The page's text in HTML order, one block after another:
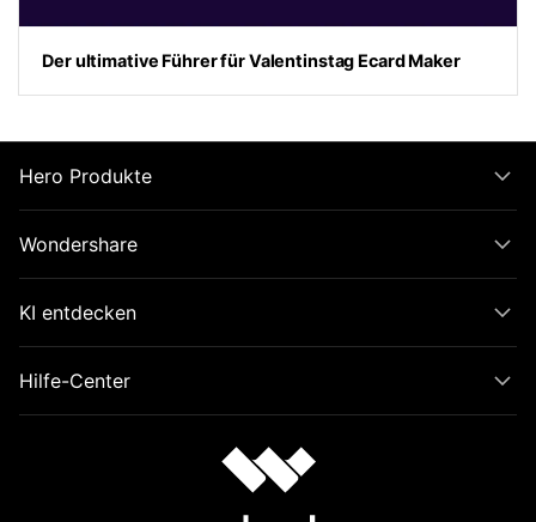
Der ultimative Führer für Valentinstag Ecard Maker
Hero Produkte
Wondershare
KI entdecken
Hilfe-Center